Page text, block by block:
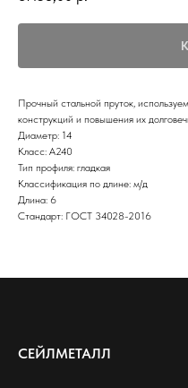
Прочный стальной пруток,
конструкций и повышения их
Диаметр: 14
Класс: А240
Тип профиля: гладкая
Классификация по длине: м/д
Длина: 6
Стандарт: ГОСТ 34028-2016
СЕЙЛМЕТАЛЛ